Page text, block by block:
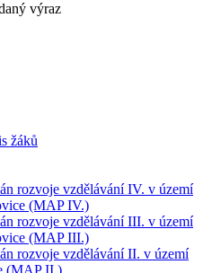
výraz
žáků
rozvoje vzdělávání IV. v území
(MAP IV.)
rozvoje vzdělávání III. v území
(MAP III.)
rozvoje vzdělávání II. v území
(MAP II.)